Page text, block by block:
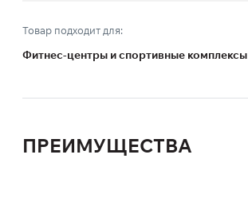
Товар подходит для:
Фитнес-центры и спортивные комплексы
ПРЕИМУЩЕСТВА